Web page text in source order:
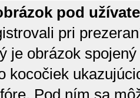
pod
pri
je obrázok
kocočiek
Pod ním sa